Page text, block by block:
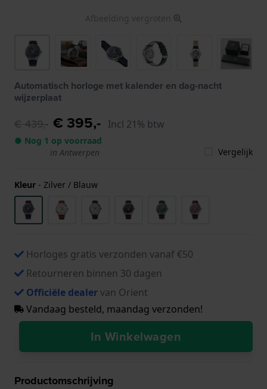
Afbeelding vergroten
Automatisch horloge met kalender en dag-nacht
wijzerplaat
€ 439,- € 395,- Incl 21% btw
● Nog 1 op voorraad
in Antwerpen
Vergelijk
Kleur - Zilver / Blauw
Horloges gratis verzonden vanaf €50
Retourneren binnen 30 dagen
Officiële dealervan Orient
Vandaag besteld, maandag verzonden!
In Winkelwagen
Productomschrijving